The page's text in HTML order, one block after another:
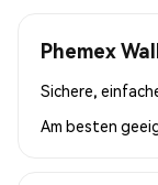
Phemex
Sichere,
Am besten